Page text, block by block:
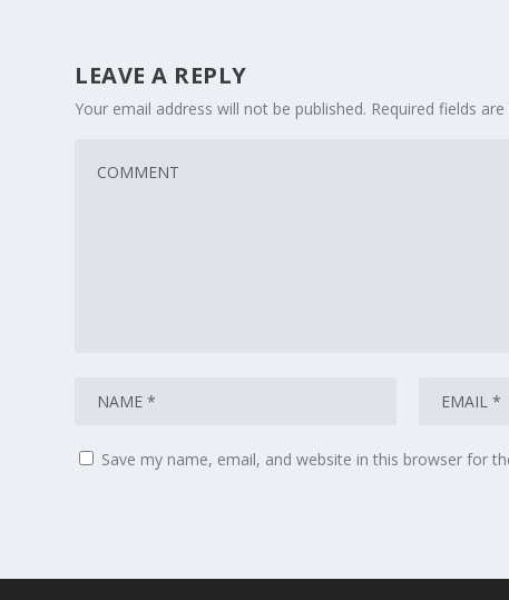
LEAVE A REPLY
Your email address will not be published. Required fields
Save my name, email, and website in this browser for